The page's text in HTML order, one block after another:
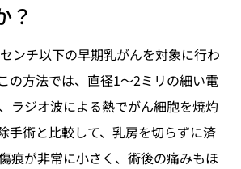
？
ンチ以下の早期乳がんを対象に行わ
の方法では、直径1～2ミリの細い電
ラジオ波による熱でがん細胞を焼灼
手術と比較して、乳房を切らずに済
痕が非常に小さく、術後の痛みもほ